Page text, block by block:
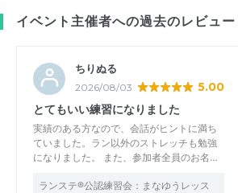
イベント主催者への過去のレビュー
ちりぬる
2026/08/03 5.00
とてもいい練習になりました
実績のある方なので、会話がヒントに満ち
ていました。ラン以外のストレッチも勉強
になりました。 また、参加者全員のお名…
ランステ®公認練習会：まなゆうレッス